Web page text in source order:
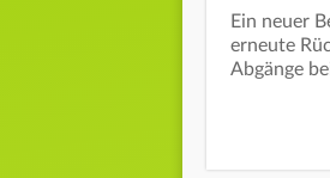
Ein neuer
erneute
Abgänge